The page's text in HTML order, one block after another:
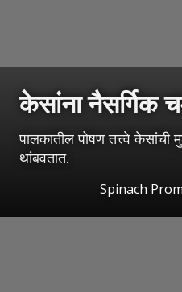
केसांना नैसर्गिक
पालकातील पोषण तत्त्वे
थांबवतात.
Spinach